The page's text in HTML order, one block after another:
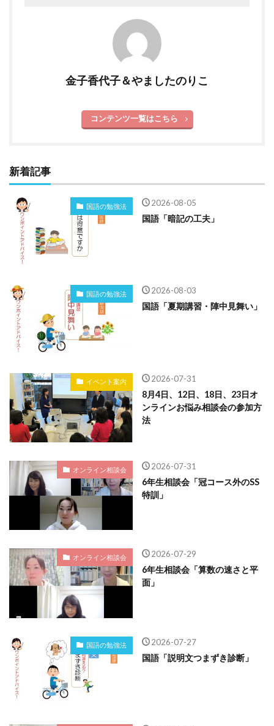
金子香代子＆やましたのりこ
コンテンツ一覧はこちら
新着記事
国語の勉強法 2026-08-05
国語「暗記の工夫」
国語の勉強法 2026-08-03
国語「夏期講習・陣中見舞い」
イベント案内 2026-07-31
8月4日、12日、18日、23日オ
ンラインお悩み相談会の参加方
法
オンライン相談会 2026-07-31
6年生相談会「冠コース外のSS
特訓」
オンライン相談会 2026-07-29
6年生相談会「算数の速さと平
面」
国語の勉強法 2026-07-27
国語「説明文つまずき診断」